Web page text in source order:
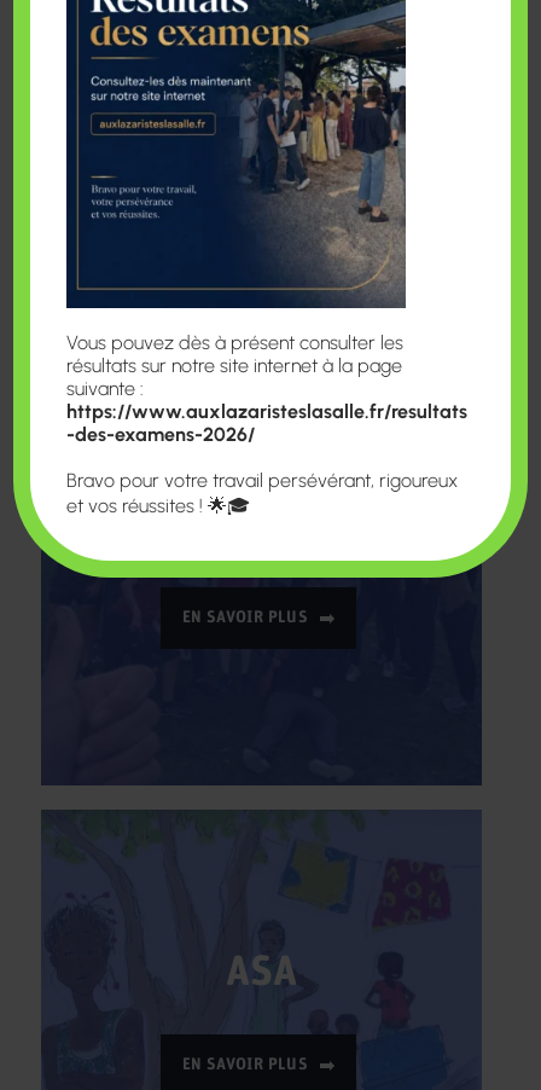
du groupe.
Aimer, faire confiance et respecter le
cheminement des autres.
Respecter, rencontrer l’autre afin de le connaître
et de pouvoir l’accepter comme il est.
Relire en apportant son témoignage, en réalisant
diaporamas, vidéos, expositions au service des
“Tout seul on va plus vite, ensemble on va plus
loin.” (Proverbe africain).
Akwaba, les enfants
EN SAVOIR PLUS
ASA
EN SAVOIR PLUS
Vous pouvez dès à présent consulter les
résultats sur notre site internet à la page
suivante :
https://www.auxlazaristeslasalle.fr/resultats
-des-examens-2026/
Bravo pour votre travail persévérant, rigoureux
et vos réussites ! 🌟🎓